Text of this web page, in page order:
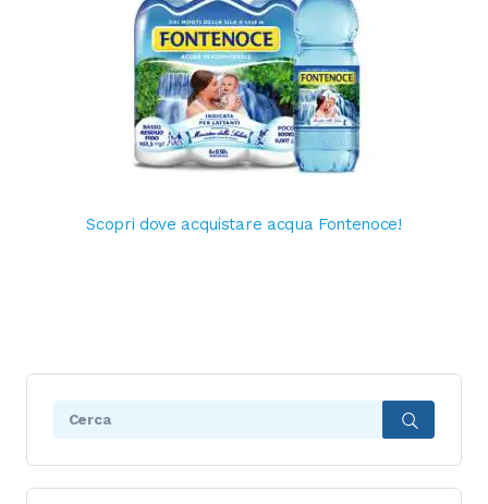
Scopri dove acquistare acqua Fontenoce!
Search: